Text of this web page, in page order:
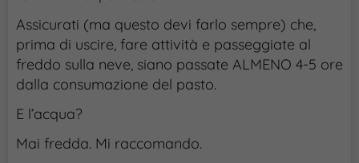
Assicurati (ma questo devi farlo sempre) che,
prima di uscire, fare attività e passeggiate al
freddo sulla neve, siano passate ALMENO 4-5 ore
dalla consumazione del pasto.
E l’acqua?
Mai fredda. Mi raccomando.